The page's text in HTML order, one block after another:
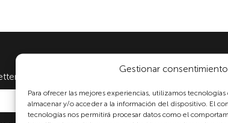
Gestionar consentimiento
Para ofrecer las mejores experiencias, utilizamos tecnologías
almacenar y/o acceder a la información del dispositivo. El
tecnologías nos permitirá procesar datos como el